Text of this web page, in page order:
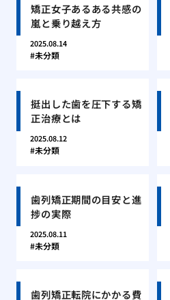
矯正女子あるある共感の
嵐と乗り越え方
2025.08.14
未分類
挺出した歯を圧下する矯
正治療とは
2025.08.12
未分類
歯列矯正期間の目安と進
捗の実際
2025.08.11
未分類
歯列矯正転院にかかる費